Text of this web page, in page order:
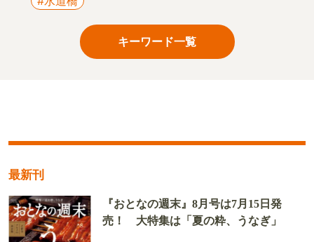
キーワード一覧
最新刊
『おとなの週末』8月号は7月15日発
売！ 大特集は「夏の粋、うなぎ」